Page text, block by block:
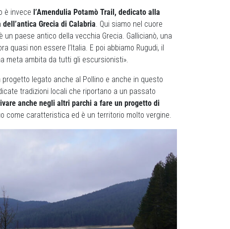
è invece l’Amendulia Potamò Trail, dedicato alla
Grecia di Calabria. Qui siamo nel cuore
un paese antico della vecchia Grecia. Gallicianò, una
quasi non essere l’Italia. E poi abbiamo Rugudi, il
meta ambita da tutti gli escursionisti».
legato anche al Pollino e anche in questo
tradizioni locali che riportano a un passato
anche negli altri parchi a fare un progetto di
come caratteristica ed è un territorio molto vergine.